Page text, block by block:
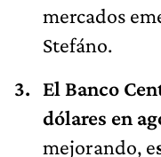
mercados
Stefáno.
El Banco
dólares en
mejorando, e